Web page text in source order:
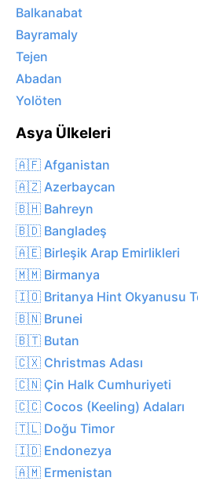
Balkanabat
Bayramaly
Tejen
Abadan
Yolöten
Asya Ülkeleri
🇦🇫 Afganistan
🇦🇿 Azerbaycan
🇧🇭 Bahreyn
🇧🇩 Bangladeş
🇦🇪 Birleşik Arap Emirlikleri
🇲🇲 Birmanya
🇮🇴 Britanya Hint Okyanusu
🇧🇳 Brunei
🇧🇹 Butan
🇨🇽 Christmas Adası
🇨🇳 Çin Halk Cumhuriyeti
🇨🇨 Cocos (Keeling) Adaları
🇹🇱 Doğu Timor
🇮🇩 Endonezya
🇦🇲 Ermenistan